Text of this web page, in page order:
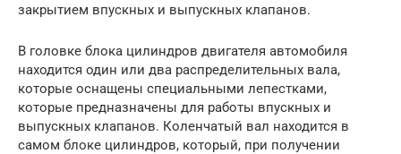
закрытием впускных и выпускных клапанов.
В головке блока цилиндров двигателя автомобиля
находится один или два распределительных вала,
которые оснащены специальными лепестками,
которые предназначены для работы впускных и
выпускных клапанов. Коленчатый вал находится в
самом блоке цилиндров, который, при получении